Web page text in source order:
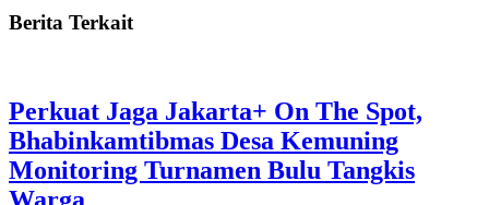
Berita Terkait
Perkuat Jaga Jakarta+ On The Spot,
Bhabinkamtibmas Desa Kemuning
Monitoring Turnamen Bulu Tangkis
Warga